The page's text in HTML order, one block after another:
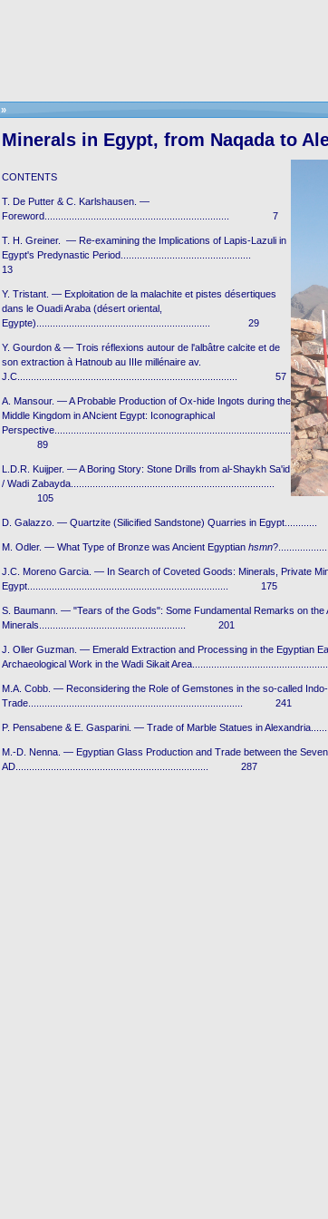
»
Minerals in Egypt, from Naqada to
CONTENTS
T. De Putter & C. Karlshausen. —
Foreword.................................................................... 7
T. H. Greiner. — Re-examining the Implications of Lapis-Lazuli in
Egypt's Predynastic Period................................................
13
Y. Tristant. — Exploitation de la malachite et pistes désertiques
dans le Ouadi Araba (désert oriental,
Egypte)................................................................ 29
Y. Gourdon & — Trois réflexions autour de l'albâtre calcite et de
son extraction à Hatnoub au IIIe millénaire av.
J.C................................................................................. 57
A. Mansour. — A Probable Production of Ox-hide Ingots during the
Middle Kingdom in ANcient Egypt: Iconographical
Perspective.......................................................................................
89
L.D.R. Kuijper. — A Boring Story: Stone Drills from al-Shaykh Sa'id
/ Wadi Zabayda...........................................................................
105
D. Galazzo. — Quartzite (Silicified Sandstone) Quarries in
M. Odler. — What Type of Bronze was Ancient Egyptian hsmn
J.C. Moreno Garcia. — In Search of Coveted Goods: Minerals, Private
Egypt.......................................................................... 175
S. Baumann. — "Tears of the Gods": Some Fundamental Remarks on the
Minerals...................................................... 201
J. Oller Guzman. — Emerald Extraction and Processing in the Egyptian
Archaeological Work in the Wadi Sikait
M.A. Cobb. — Reconsidering the Role of Gemstones in the so-called
Trade............................................................................... 241
P. Pensabene & E. Gasparini. — Trade of Marble Statues in
M.-D. Nenna. — Egyptian Glass Production and Trade between the
AD....................................................................... 287